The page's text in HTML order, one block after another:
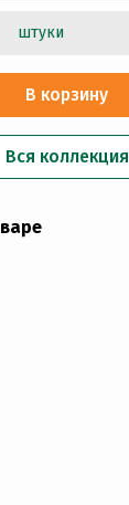
штуки
В корзину
Вся коллекция